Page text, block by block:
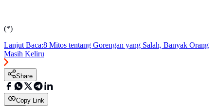
(*)
Lanjut Baca:8 Mitos tentang Gorengan yang Salah, Banyak Orang
Masih Keliru
Share
Copy Link